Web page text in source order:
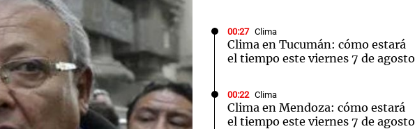
00:27 Clima
Clima en Tucumán: cómo estará
el tiempo este viernes 7 de agosto
00:22 Clima
Clima en Mendoza: cómo estará
el tiempo este viernes 7 de agosto